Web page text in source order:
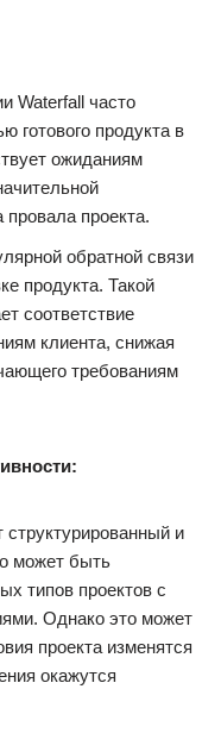
Waterfall часто
готового продукта в
ожиданиям
проекта.
обратной связи
продукта. Такой
соответствие
клиента, снижая
требованиям
структурированный и
может быть
типов проектов с
Однако это может
проекта изменятся
окажутся